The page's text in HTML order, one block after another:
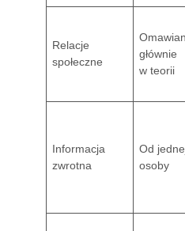
Relacje
społeczne
głównie
w teorii
Informacja
zwrotna
Od
osoby